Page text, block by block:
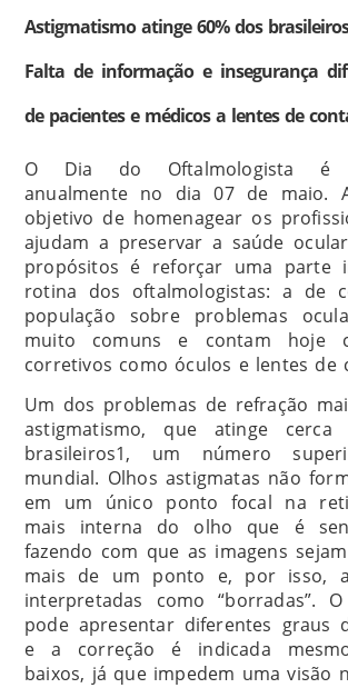
Astigmatismo atinge 60% dos brasileiros
Falta de informação e insegurança
de pacientes e médicos a lentes de
O Dia do Oftalmologista é
anualmente no dia 07 de maio.
objetivo de homenagear os
ajudam a preservar a saúde
propósitos é reforçar uma parte
rotina dos oftalmologistas: a de
população sobre problemas
muito comuns e contam hoje
corretivos como óculos e lentes de
Um dos problemas de refração
astigmatismo, que atinge
brasileiros1, um número
mundial. Olhos astigmatas não
em um único ponto focal na
mais interna do olho que é
fazendo com que as imagens
mais de um ponto e, por isso,
interpretadas como “borradas”.
pode apresentar diferentes graus
e a correção é indicada
baixos, já que impedem uma visão